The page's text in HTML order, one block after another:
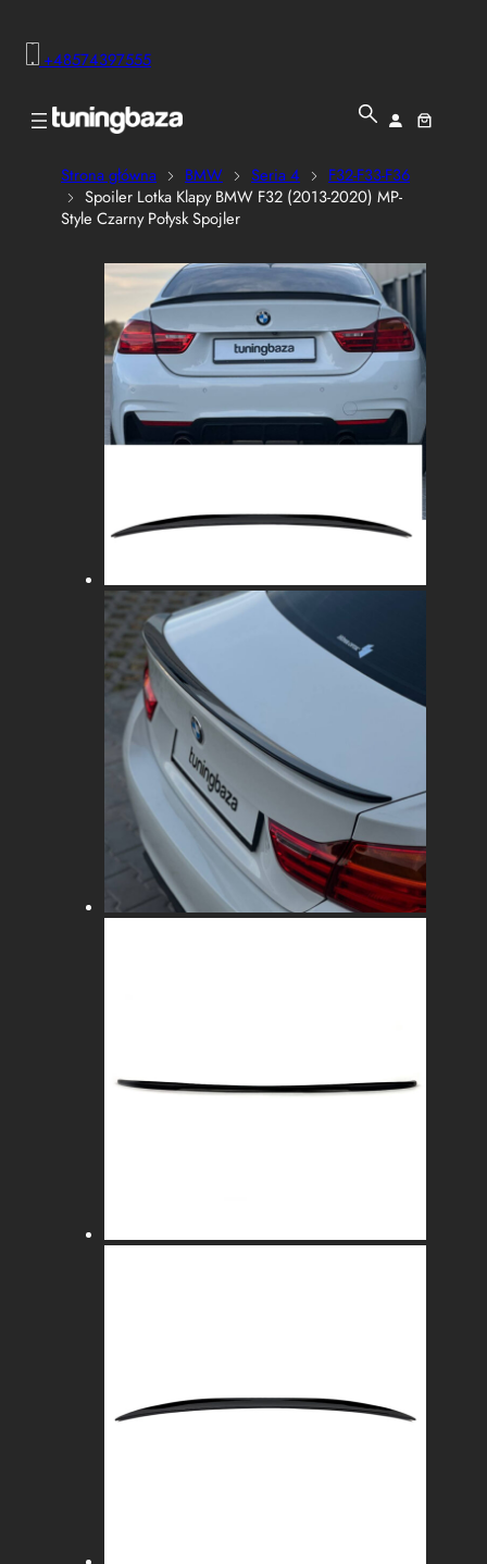
+48574397555
Strona główna BMW Seria 4
F32-F33-F36
Spoiler Lotka Klapy BMW F32 (2013-2020) MP-
Style Czarny Połysk Spojler